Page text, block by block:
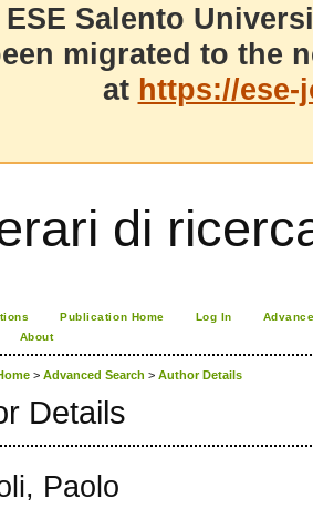
ESE Salento
migrated to the
at https://
di
Publication Home Log In
About
> Advanced Search > Author Details
Details
Paolo